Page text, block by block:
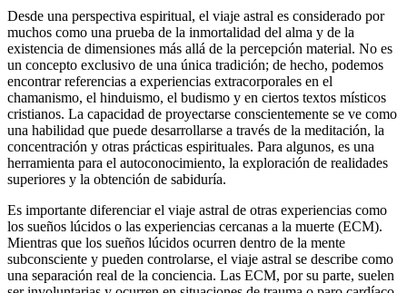
Desde una perspectiva espiritual, el viaje astral es considerado por
muchos como una prueba de la inmortalidad del alma y de la
existencia de dimensiones más allá de la percepción material. No es
un concepto exclusivo de una única tradición; de hecho, podemos
encontrar referencias a experiencias extracorporales en el
chamanismo, el hinduismo, el budismo y en ciertos textos místicos
cristianos. La capacidad de proyectarse conscientemente se ve como
una habilidad que puede desarrollarse a través de la meditación, la
concentración y otras prácticas espirituales. Para algunos, es una
herramienta para el autoconocimiento, la exploración de realidades
superiores y la obtención de sabiduría.
Es importante diferenciar el viaje astral de otras experiencias como
los sueños lúcidos o las experiencias cercanas a la muerte (ECM).
Mientras que los sueños lúcidos ocurren dentro de la mente
subconsciente y pueden controlarse, el viaje astral se describe como
una separación real de la conciencia. Las ECM, por su parte, suelen